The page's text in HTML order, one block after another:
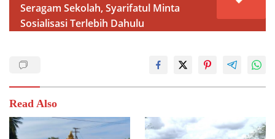
Seragam Sekolah, Syarifatul Minta
Sosialisasi Terlebih Dahulu
Read Also